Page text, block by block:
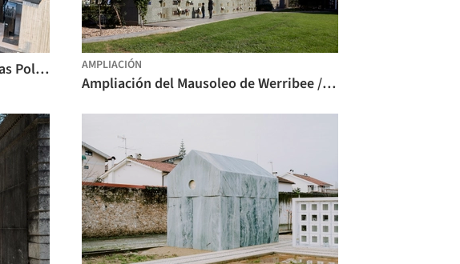
Mausoleo del Martirio de las Aldeas Polacas / Nizio Design International AMPLIACIÓN
Ampliación del Mausoleo de Werribee / BENT Architecture